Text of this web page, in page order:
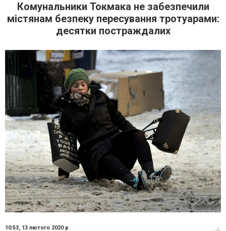
Комунальники Токмака не забезпечили
містянам безпеку пересування тротуарами:
десятки постраждалих
10:53, 13 лютого 2020 р.